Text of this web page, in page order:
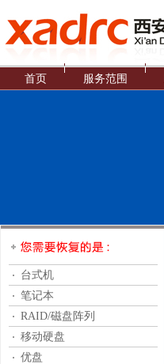
首页 服务范围
台式机
笔记本
RAID/磁盘阵列
移动硬盘
优盘